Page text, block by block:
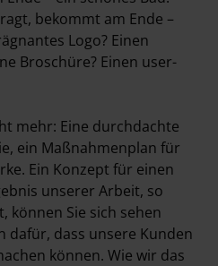
bekommt am Ende –
Logo? Einen
Broschüre? Einen user­
mehr: Eine durchdachte
ein Maßnahmen­plan für
Ein Konzept für einen
unserer Arbeit, so
können Sie sich sehen
dafür, dass unsere Kunden
können. Wie wir das